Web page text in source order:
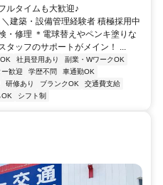
ルタイムも大歓迎♪
建築・設備管理経験者 積極採用中
・修理 ＊電球替えやペンキ塗りな
ッフのサポートがメイン！ ...
社員登用あり
副業・WワークOK
歓迎 学歴不問
車通勤OK
研修あり ブランクOK
交通費支給
シフト制